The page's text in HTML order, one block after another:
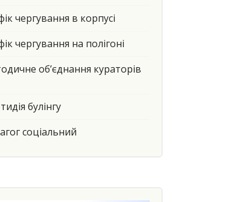
чергування в корпусі
чергування на полігоні
об’єднання кураторів
булінгу
соціальний